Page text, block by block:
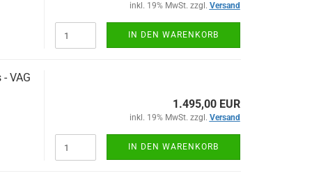
inkl. 19% MwSt. zzgl. Versand
IN DEN WARENKORB
VAG
1.495,00 EUR
inkl. 19% MwSt. zzgl. Versand
IN DEN WARENKORB